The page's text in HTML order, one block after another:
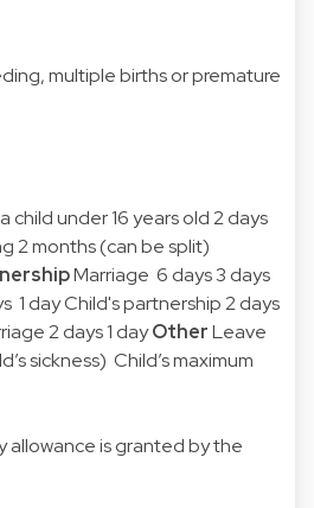
multiple births or premature
child under 16 years old 2 days
2 months (can be split)
Marriage 6 days 3 days
1 day Child's partnership 2 days
2 days 1 dayOtherLeave
sickness) Child’s maximum
allowance is granted by the